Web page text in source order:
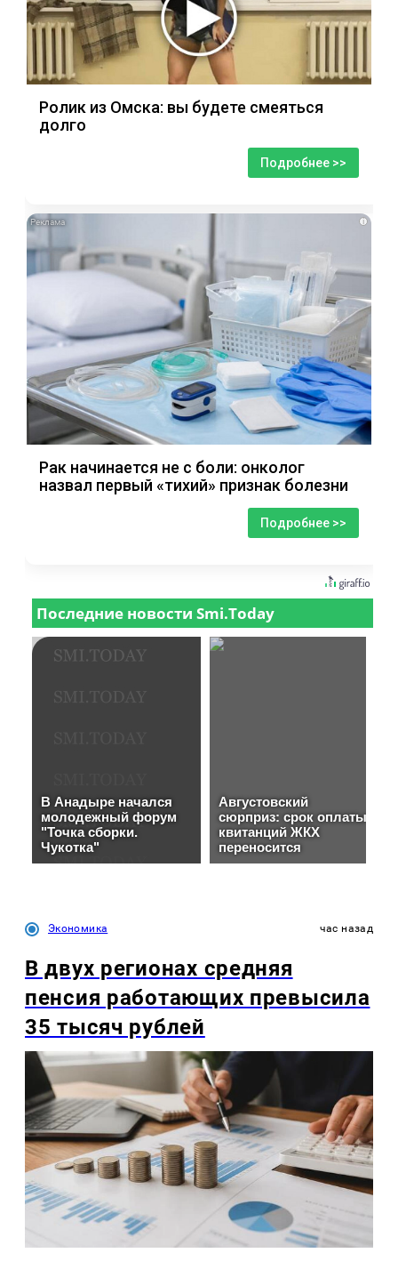
Ролик из Омска: вы будете смеяться
долго
Подробнее >>
i
Рак начинается не с боли: онколог
назвал первый «тихий» признак болезни
Подробнее >>
Экономика час назад
В двух регионах средняя
пенсия работающих превысила
35 тысяч рублей